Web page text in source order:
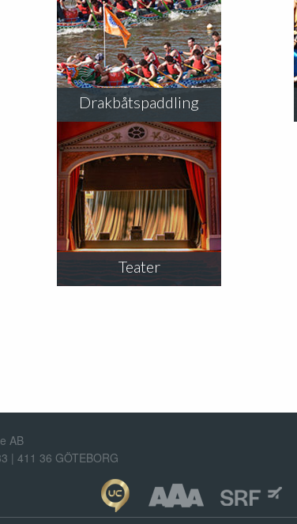
Drakbåtspaddling
Teater
AB
| 411 36 GÖTEBORG